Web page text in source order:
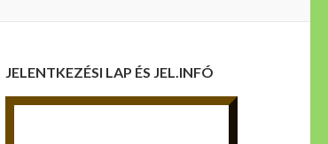
JELENTKEZÉSI LAP ÉS JEL.INFÓ